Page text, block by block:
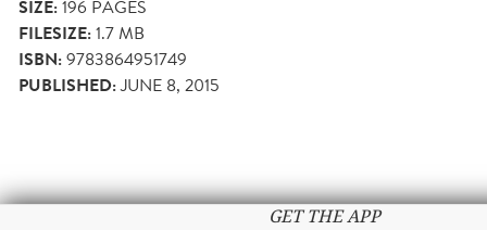
SIZE:196 PAGES
FILESIZE:1.7 MB
ISBN:9783864951749
PUBLISHED:JUNE 8, 2015
GET THE APP